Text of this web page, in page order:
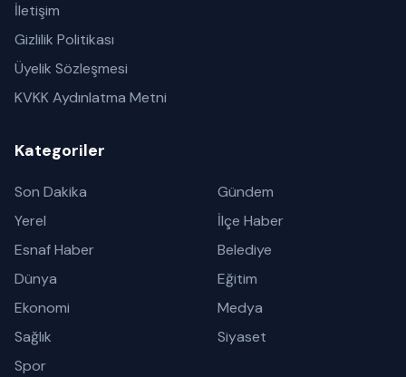
İletişim
Gizlilik Politikası
Üyelik Sözleşmesi
KVKK Aydınlatma Metni
Kategoriler
Son Dakika
Gündem
Yerel
İlçe Haber
Esnaf Haber
Belediye
Dünya
Eğitim
Ekonomi
Medya
Sağlık
Siyaset
Spor